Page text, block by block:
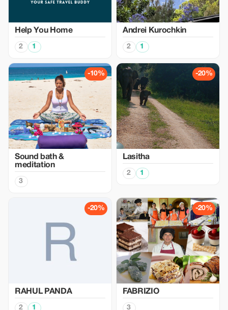
Help You Home
2 1
Аndrei Kurochkin
2 1
-10%
Sound bath &
meditation
3
-20%
Lasitha
2 1
-20%
RAHUL PANDA
2 1
-20%
FABRIZIO
3